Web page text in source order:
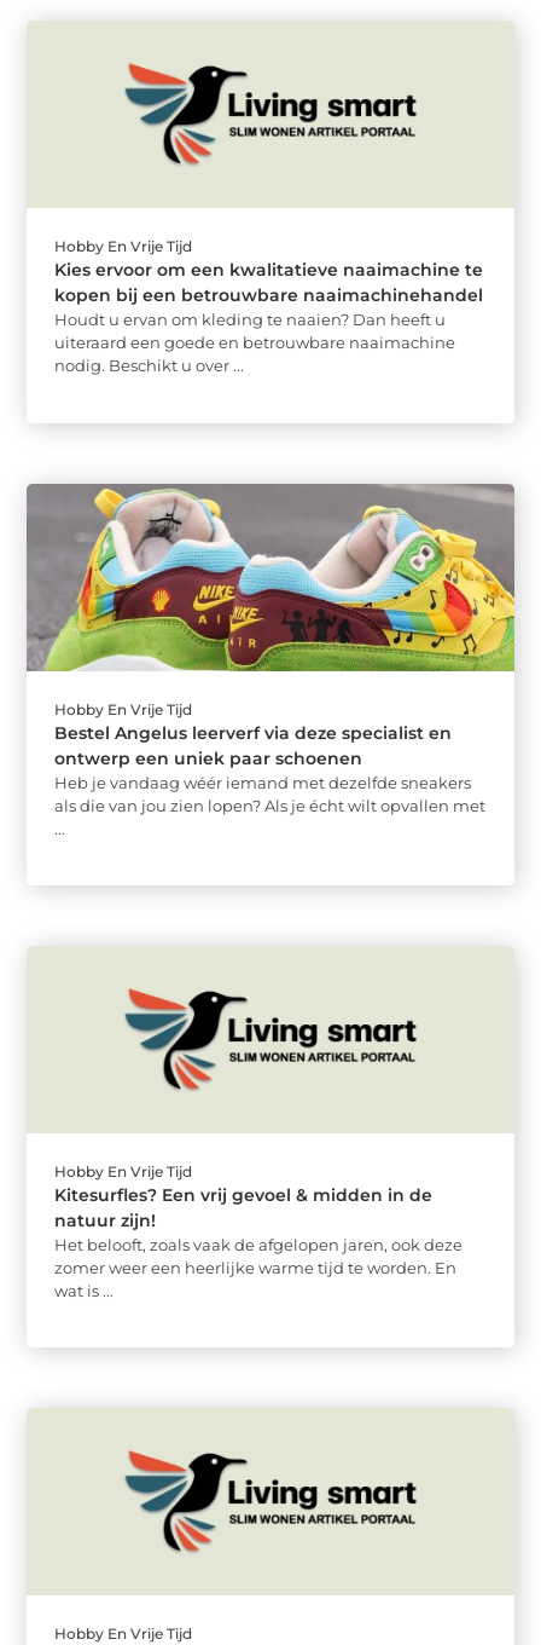
Hobby En Vrije Tijd
Kies ervoor om een kwalitatieve naaimachine te
kopen bij een betrouwbare naaimachinehandel
Houdt u ervan om kleding te naaien? Dan heeft u
uiteraard een goede en betrouwbare naaimachine
nodig. Beschikt u over ...
Hobby En Vrije Tijd
Bestel Angelus leerverf via deze specialist en
ontwerp een uniek paar schoenen
Heb je vandaag wéér iemand met dezelfde sneakers
als die van jou zien lopen? Als je écht wilt opvallen met
...
Hobby En Vrije Tijd
Kitesurfles? Een vrij gevoel & midden in de
natuur zijn!
Het belooft, zoals vaak de afgelopen jaren, ook deze
zomer weer een heerlijke warme tijd te worden. En
wat is ...
Hobby En Vrije Tijd